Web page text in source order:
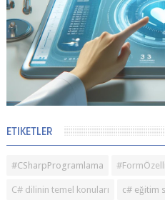
ETIKETLER
#CSharpProgramlama
C# dilinin temel konuları c# eğitim